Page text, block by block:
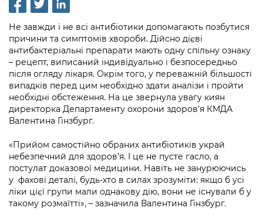
Рішення та розпорядження
Проєкти розпоряджень, що
перебувають на погодженні КМВА
Рішення Київради
Контактна інформація
Графік роботи та прийому громадян
Вакансії
Статистика
Звернення громадян
Освіта та навчальні заклади
Дороги, транспорт та парковки
Навколишнє середовище міста
Містобудування та земельні ділянки
Культура, спорт, дозвілля
Фінанси та бюджет
Безпека та правопорядок
Ритуальні послуги
Громадська експертиза
Громадський бюджет
Консультації з громадськістю
Громадська рада
Петиції
Контактний центр
Допомога учасникам АТО
Рада з питань внутрішньо переміщених
Інформація з обмеженим доступом
Подати запит онлайн
Проекти нормативно-правових та
інших актів
Нормативна база
інформацію
Порядок оскарження рішень, дій чи
бездіяльності розпорядників інформації
Звіти про опрацювання запитів на
Медіагалерея
Підписатися на новини та анонси від
КМДА / Subscribe to announcements
from the KCSA
Порядок акредитації медіа /
Accreditation process
Подати журналістський запит /
Submitting a media request
Зйомки в лікарнях в умовах воєнного
стану / Rules for media coverage of
hospitals at work under martial law
Портал Послуг
Не завжди і не всі антибіотики допомагають позбутися
причини та симптомів хвороби. Дійсно дієві
антибактеріальні препарати мають одну спільну ознаку
– рецепт, виписаний індивідуально і безпосередньо
після огляду лікаря. Окрім того, у переважній більшості
випадків перед цим необхідно здати аналізи і пройти
необхідні обстеження. На це звернула увагу киян
директорка Департаменту охорони здоров’я КМДА
Валентина Гінзбург.
«Прийом самостійно обраних антибіотиків украй
небезпечний для здоров’я. І це не пусте гасло, а
постулат доказової медицини. Навіть не занурюючись
у фахові деталі, будь-хто в силах зрозуміти: якщо б усі
ліки цієї групи мали однакову дію, вони не існували б у
такому розмаїтті», – зазначила Валентина Гінзбург.